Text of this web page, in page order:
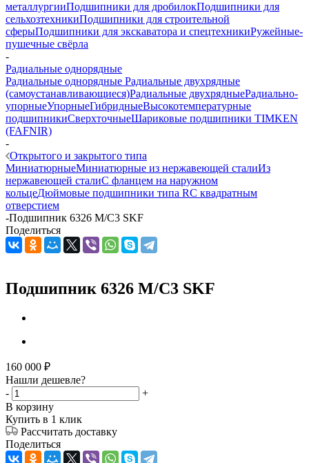
металлургииПодшипники для дробилокПодшипники для
сельхозтехникиПодшипники для строительной
сферыПодшипники для экскаватора и спецтехникиРужейные-
пушечные свёрла
-
Радиальные однорядные
Радиальные однорядные Радиальные двухрядные
(самоустанавливающиеся)Радиальные двухрядныеРадиально-
упорныеУпорныеГибридныеВысокотемпературные
подшипникиСверхточныеШариковые подшипники TIMKEN
(FAFNIR)
-
Открытого и закрытого типа
МиниатюрныеМиниатюрные из нержавеющей сталиИз
нержавеющей сталиС фланцем на наружном
кольцеДюймовые подшипники типа RС квадратным
отверстием
-Подшипник 6326 M/C3 SKF
Поделиться
Подшипник 6326 M/C3 SKF
160 000 ₽
Нашли дешевле?
-
+
В корзину
Купить в 1 клик
Рассчитать доставку
Поделиться